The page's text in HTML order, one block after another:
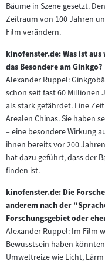
Bäume in Szene gesetzt.
Zeitraum von 100 Jahren
Film verändern.
kinofenster.de: Was ist
das Besondere am Ginkgo?
Alexander Ruppel:
schon seit fast 60 Millionen
als stark gefährdet. Eine
Arealen Chinas. Sie haben
– eine besondere Wirkung
ihnen bereits vor 200
hat dazu geführt, dass der
finden ist.
kinofenster.de: Die
anderem nach der
Forschungsgebiet oder
Alexander Ruppel: Im Film
Bewusstsein haben
Umweltreize wie Licht,